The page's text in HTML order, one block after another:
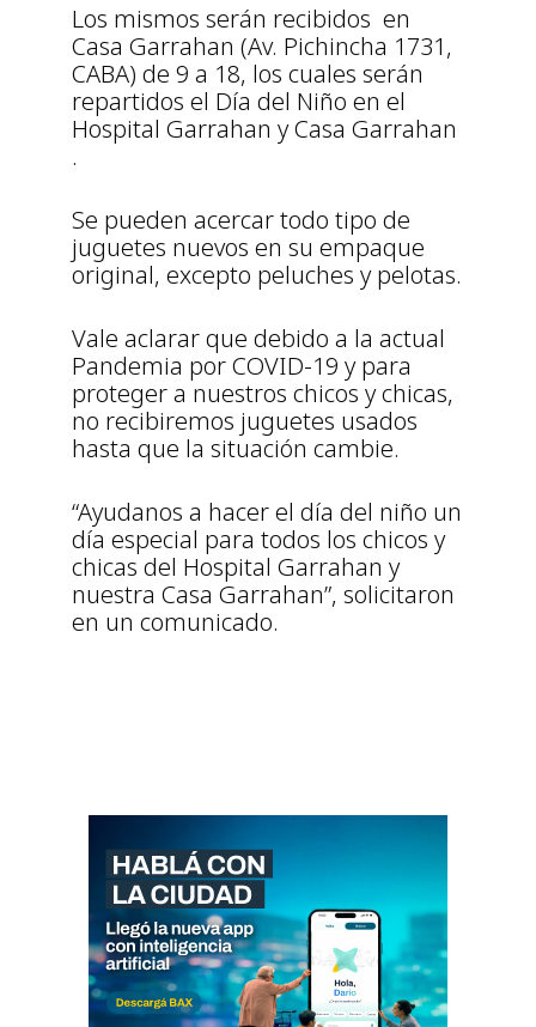
Los mismos serán recibidos en
Casa Garrahan (Av. Pichincha 1731,
CABA) de 9 a 18, los cuales serán
repartidos el Día del Niño en el
Hospital Garrahan y Casa Garrahan
.
Se pueden acercar todo tipo de
juguetes nuevos en su empaque
original, excepto peluches y pelotas.
Vale aclarar que debido a la actual
Pandemia por COVID-19 y para
proteger a nuestros chicos y chicas,
no recibiremos juguetes usados
hasta que la situación cambie.
“Ayudanos a hacer el día del niño un
día especial para todos los chicos y
chicas del Hospital Garrahan y
nuestra Casa Garrahan”, solicitaron
en un comunicado.